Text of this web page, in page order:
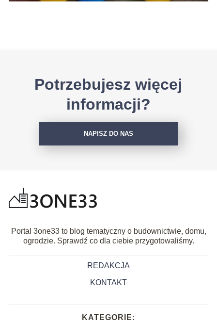
Potrzebujesz więcej
informacji?
NAPISZ DO NAS
Portal 3one33 to blog tematyczny o budownictwie, domu,
ogrodzie. Sprawdź co dla ciebie przygotowaliśmy.
REDAKCJA
KONTAKT
KATEGORIE: